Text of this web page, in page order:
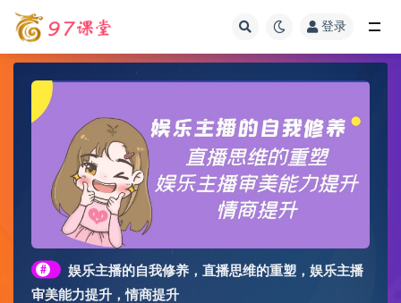
登录
#
娱乐主播的自我修养，直播思维的重塑，娱乐主播
审美能力提升，情商提升